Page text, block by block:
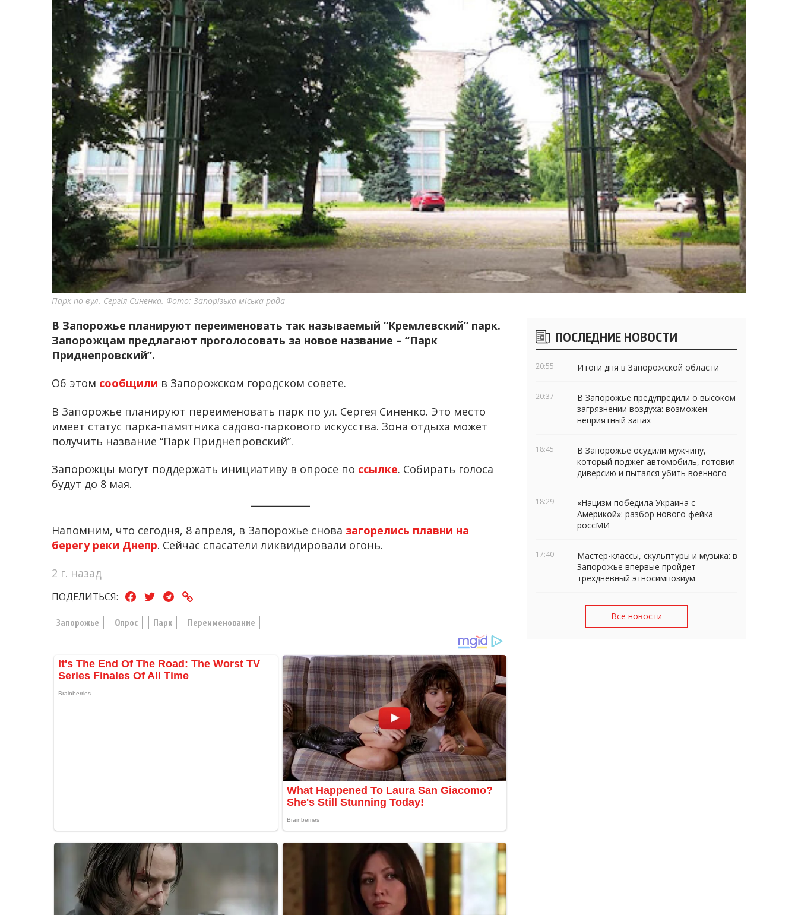
Парк по вул. Сергія Синенка. Фото: Запорізька міська рада
В Запорожье планируют переименовать так называемый “Кремлевский” парк.
Запорожцам предлагают проголосовать за новое название – “Парк
Приднепровский”.
Об этом сообщили в Запорожском городском совете.
В Запорожье планируют переименовать парк по ул. Сергея Синенко. Это место
имеет статус парка-памятника садово-паркового искусства. Зона отдыха может
получить название “Парк Приднепровский”.
Запорожцы могут поддержать инициативу в опросе по ссылке. Собирать голоса
будут до 8 мая.
Напомним, что сегодня, 8 апреля, в Запорожье снова загорелись плавни на
берегу реки Днепр. Сейчас спасатели ликвидировали огонь.
2 г. назад
ПОДЕЛИТЬСЯ:
Запорожье Опрос Парк Переименование
Боковые
виджеты
ПОСЛЕДНИЕ НОВОСТИ
20:55 Итоги дня в Запорожской области
20:37
В Запорожье предупредили о высоком
загрязнении воздуха: возможен
неприятный запах
18:45
В Запорожье осудили мужчину,
который поджег автомобиль, готовил
диверсию и пытался убить военного
18:29
«Нацизм победила Украина с
Америкой»: разбор нового фейка
россМИ
17:40
Мастер-классы, скульптуры и музыка: в
Запорожье впервые пройдет
трехдневный этносимпозиум
Все новости